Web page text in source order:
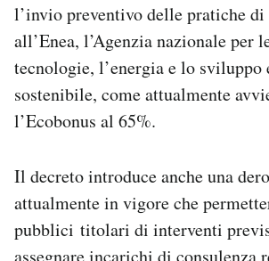
l’invio preventivo delle pratiche
all’Enea, l’Agenzia nazionale per
tecnologie, l’energia e lo sviluppo
sostenibile, come attualmente
l’Ecobonus al 65%.
Il decreto introduce anche una
attualmente in vigore che
pubblici titolari di interventi
assegnare incarichi di consulenza